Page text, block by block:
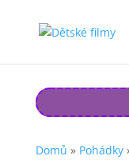
Domů » Pohádky